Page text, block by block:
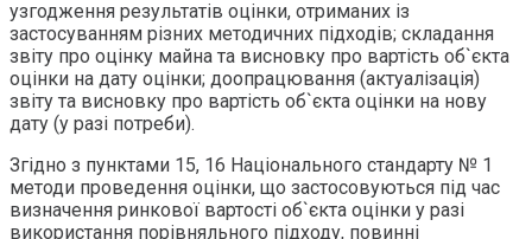
узгодження результатів оцінки, отриманих із
застосуванням різних методичних підходів; складання
звіту про оцінку майна та висновку про вартість об`єкта
оцінки на дату оцінки; доопрацювання (актуалізація)
звіту та висновку про вартість об`єкта оцінки на нову
дату (у разі потреби).
Згідно з пунктами 15, 16 Національного стандарту № 1
методи проведення оцінки, що застосовуються під час
визначення ринкової вартості об`єкта оцінки у разі
використання порівняльного підходу, повинні